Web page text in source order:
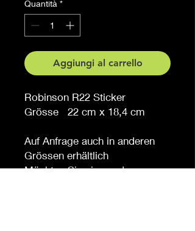
Quantità *
Aggiungi al carrello
Robinson R22 Sticker
Grösse 22 cm x 18,4 cm
Auf Anfrage auch in anderen
Grössen erhältlich
Möchten Sie eine andere